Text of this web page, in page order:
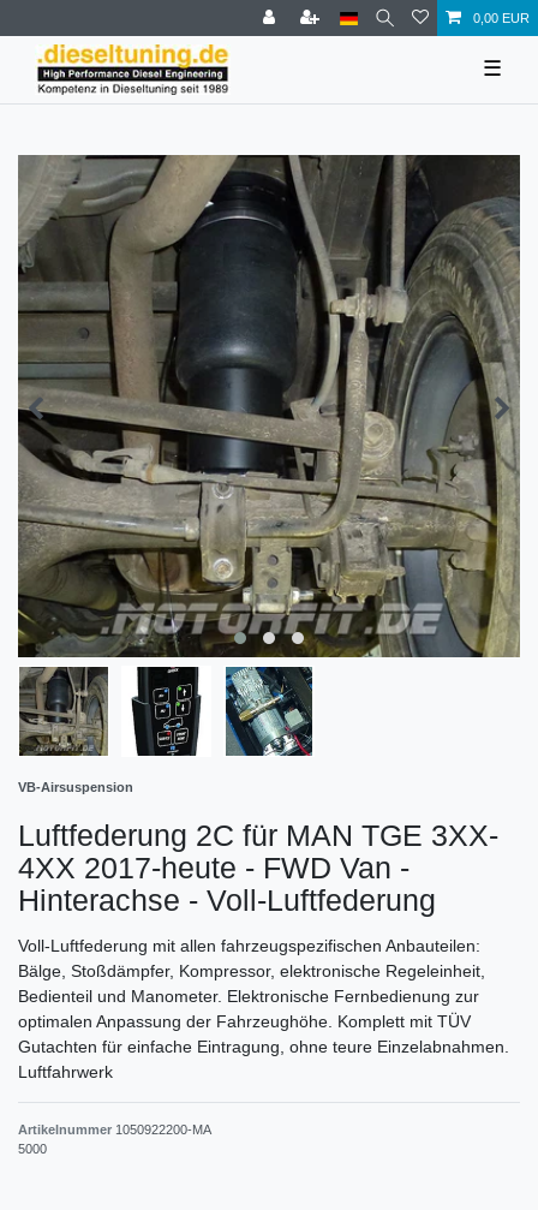
0,00 EUR
☰
VB-Airsuspension
Luftfederung 2C für MAN TGE 3XX-
4XX 2017-heute - FWD Van -
Hinterachse - Voll-Luftfederung
Voll-Luftfederung mit allen fahrzeugspezifischen Anbauteilen:
Bälge, Stoßdämpfer, Kompressor, elektronische Regeleinheit,
Bedienteil und Manometer. Elektronische Fernbedienung zur
optimalen Anpassung der Fahrzeughöhe. Komplett mit TÜV
Gutachten für einfache Eintragung, ohne teure Einzelabnahmen.
Luftfahrwerk
Artikelnummer 1050922200-MA
5000